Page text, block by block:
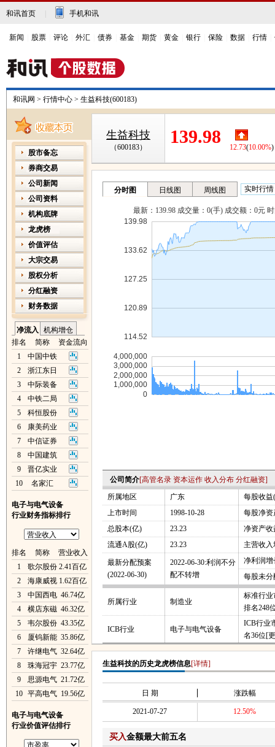
和讯首页 手机和讯
新闻 股票 评论 外汇 债券 基金 期货 黄金 银行 保险 数据 行情
和讯网 > 行情中心 > 生益科技(600183)
股市备忘
券商交易
公司新闻
公司资料
机构底牌
龙虎榜
价值评估
大宗交易
股权分析
分红融资
财务数据
净流入
机构增仓
排名
简称
资金流向
1
中国中铁
2
浙江东日
3
中际装备
4
中铁二局
5
科恒股份
6
康美药业
7
中信证券
8
中国建筑
9
晋亿实业
10
名家汇
电子与电气设备
行业财务指标排行
排名 简称
营业收入
1
歌尔股份 2.41百亿
2
海康威视 1.62百亿
3
中国西电 46.74亿
4
横店东磁 46.32亿
5
韦尔股份 43.35亿
6
厦钨新能 35.86亿
7
许继电气 32.64亿
8
珠海冠宇 23.77亿
9
思源电气 21.72亿
10 平高电气 19.56亿
电子与电气设备
行业价值评估排行
生益科技
（600183）
139.98
12.73(10.00%)
公司简介[高管名录 资本运作 收入分布 分红融资]
所属地区
广东
每股收益
上市时间
1998-10-28
每股净资
总股本(亿)
23.23
净资产收
流通A股(亿)
23.23 主营收入
最新分配预案
(2022-06-30)
2022-06-30:利润不分
配不转增
净利润增
每股未分
所属行业 制造业
标准行业
排名248
ICB行业 电子与电气设备
ICB行业
名36位[
生益科技的历史龙虎榜信息[详情]
日 期 涨跌幅
2021-07-27 12.50%
买入金额最大前五名